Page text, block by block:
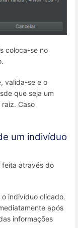
coloca-se no
valida-se e o
que seja um
Caso
um indivíduo
feita através do
indivíduo clicado.
após
informações